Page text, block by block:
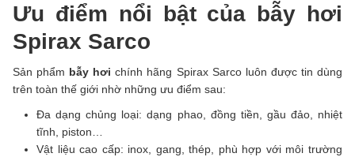
Ưu điểm nổi bật của bẫy hơi
Spirax Sarco
Sản phẩm bẫy hơi chính hãng Spirax Sarco luôn được tin dùng
trên toàn thế giới nhờ những ưu điểm sau:
Đa dạng chủng loại: dạng phao, đồng tiền, gầu đảo, nhiệt
tĩnh, piston…
Vật liệu cao cấp: inox, gang, thép, phù hợp với môi trường